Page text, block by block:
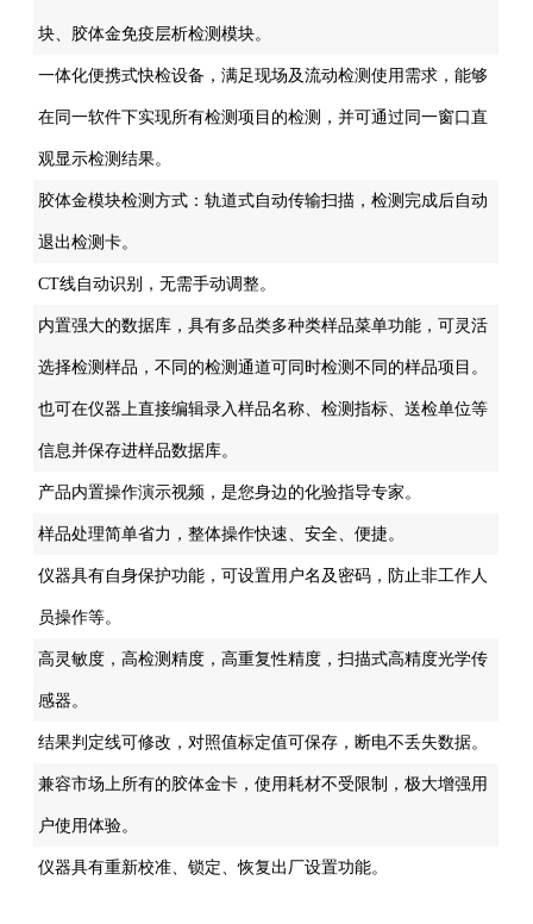
块、胶体金免疫层析检测模块。
一体化便携式快检设备，满足现场及流动检测使用需求，能够
在同一软件下实现所有检测项目的检测，并可通过同一窗口直
观显示检测结果。
胶体金模块检测方式：轨道式自动传输扫描，检测完成后自动
退出检测卡。
CT线自动识别，无需手动调整。
内置强大的数据库，具有多品类多种类样品菜单功能，可灵活
选择检测样品，不同的检测通道可同时检测不同的样品项目。
也可在仪器上直接编辑录入样品名称、检测指标、送检单位等
信息并保存进样品数据库。
产品内置操作演示视频，是您身边的化验指导专家。
样品处理简单省力，整体操作快速、安全、便捷。
仪器具有自身保护功能，可设置用户名及密码，防止非工作人
员操作等。
高灵敏度，高检测精度，高重复性精度，扫描式高精度光学传
感器。
结果判定线可修改，对照值标定值可保存，断电不丢失数据。
兼容市场上所有的胶体金卡，使用耗材不受限制，极大增强用
户使用体验。
仪器具有重新校准、锁定、恢复出厂设置功能。